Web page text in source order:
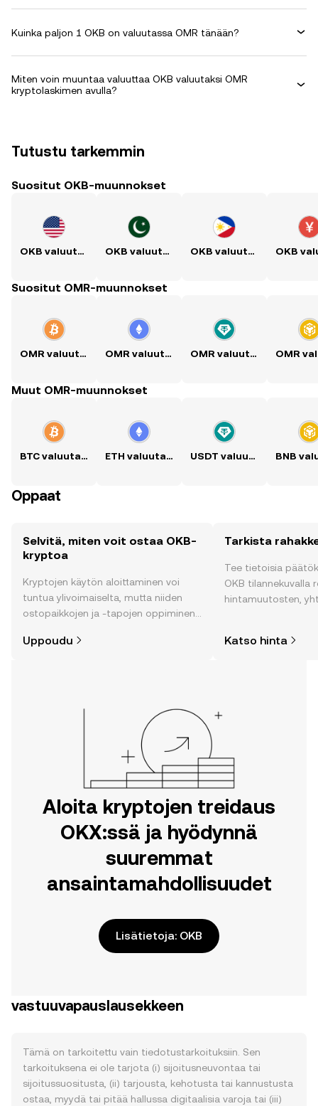
Kuinka paljon 1 OKB on valuutassa OMR tänään?
Miten voin muuntaa valuuttaa OKB valuutaksi OMR
kryptolaskimen avulla?
Tutustu tarkemmin
Suositut OKB-muunnokset
OKB valuutaksi USD OKB valuutaksi PKR OKB valuutaksi PHP
Suositut OMR-muunnokset
OMR valuutaksi BTC OMR valuutaksi ETH OMR valuutaksi USDT
Muut OMR-muunnokset
BTC valuutaksi OMR ETH valuutaksi OMR USDT valuutaksi OMR
Oppaat
Selvitä, miten voit ostaa OKB-
kryptoa
Kryptojen käytön aloittaminen voi
tuntua ylivoimaiselta, mutta niiden
ostopaikkojen ja -tapojen oppiminen
matkasi OKX:n mobiilisovelluksessa
Uppoudu
Tarkista
Tee tietoisia
OKB tilannekuvalla
hintamuutosten,
Katso hinta
Aloita kryptojen treidaus
OKX:ssä ja hyödynnä
suuremmat
ansaintamahdollisuudet
Lisätietoja: OKB
vastuuvapauslausekkeen
Tämä on tarkoitettu vain tiedotustarkoituksiin. Sen
tarkoituksena ei ole tarjota (i) sijoitusneuvontaa tai
sijoitussuositusta, (ii) tarjousta, kehotusta tai kannustusta
ostaa, myydä tai pitää hallussa digitaalisia varoja tai (iii)